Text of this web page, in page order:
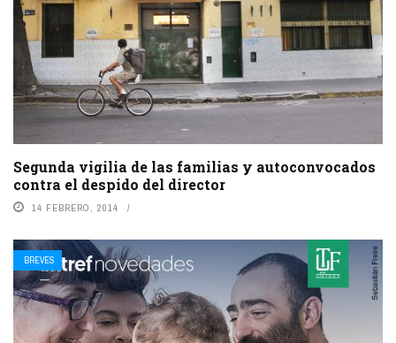
Segunda vigilia de las familias y autoconvocados
contra el despido del director
14 FEBRERO, 2014
BREVES